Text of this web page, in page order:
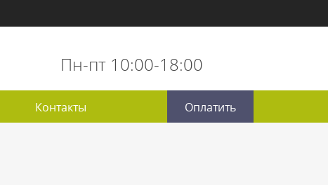
Пн-пт 10:00-18:00
Контакты Оплатить